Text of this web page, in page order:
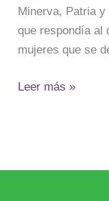
Minerva, Patria y
que respondía al
mujeres que se
Leer más »